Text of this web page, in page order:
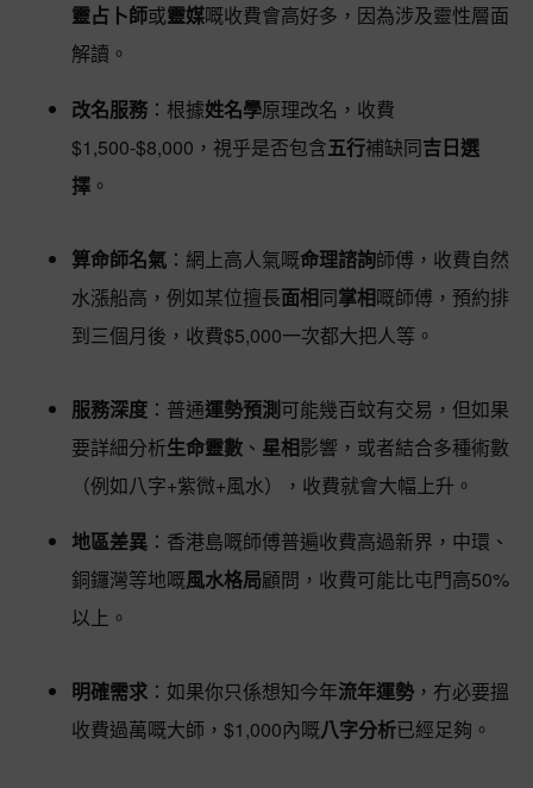
靈占卜師或靈媒嘅收費會高好多，因為涉及靈性層面
解讀。
改名服務 ：根據姓名學原理改名，收費
$1,500-$8,000，視乎是否包含五行補缺同吉日選
擇 。
算命師名氣 ：網上高人氣嘅命理諮詢師傅，收費自然
水漲船高，例如某位擅長面相同掌相嘅師傅，預約排
到三個月後，收費$5,000一次都大把人等。
服務深度 ：普通運勢預測可能幾百蚊有交易，但如果
要詳細分析生命靈數 、 星相影響，或者結合多種術數
（例如八字+紫微+風水），收費就會大幅上升。
地區差異 ：香港島嘅師傅普遍收費高過新界，中環、
銅鑼灣等地嘅風水格局顧問，收費可能比屯門高50%
以上。
明確需求 ：如果你只係想知今年流年運勢 ，冇必要搵
收費過萬嘅大師，$1,000內嘅八字分析已經足夠。